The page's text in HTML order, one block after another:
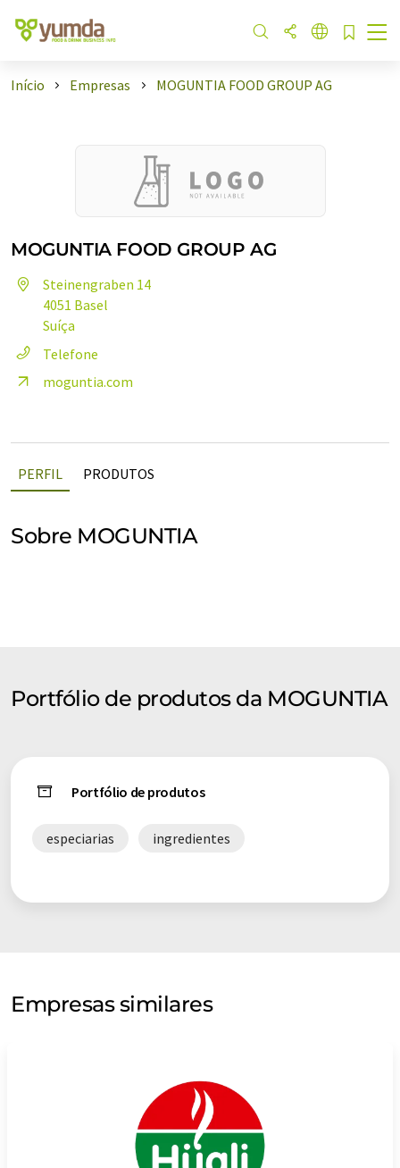
Início Empresas MOGUNTIA FOOD GROUP AG
MOGUNTIA FOOD GROUP AG
Steinengraben 14
4051 Basel
Suíça
Telefone
moguntia.com
PERFIL PRODUTOS
Sobre MOGUNTIA
Portfólio de produtos da MOGUNTIA
Portfólio de produtos
especiarias ingredientes
Empresas similares